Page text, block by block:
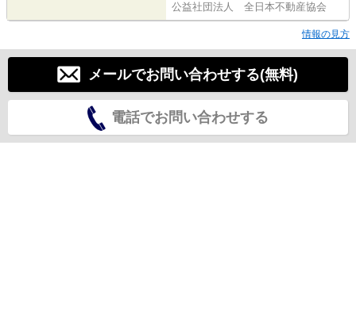
公益社団法人 全日本不動産協会
情報の見方
メールでお問い合わせする(無料)
電話でお問い合わせする